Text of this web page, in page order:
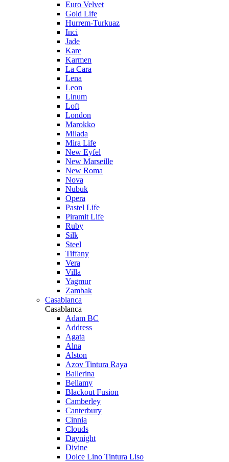
Euro Velvet
Gold Life
Hurrem-Turkuaz
Inci
Jade
Kare
Karmen
La Cara
Lena
Leon
Linum
Loft
London
Marokko
Milada
Mira Life
New Eyfel
New Marseille
New Roma
Nova
Nubuk
Opera
Pastel Life
Piramit Life
Ruby
Silk
Steel
Tiffany
Vera
Villa
Yagmur
Zambak
Casablanca
Casablanca
Adam BC
Address
Agata
Alna
Alston
Azov Tintura Raya
Ballerina
Bellamy
Blackout Fusion
Camberley
Canterbury
Cinnia
Clouds
Daynight
Divine
Dolce Lino Tintura Liso